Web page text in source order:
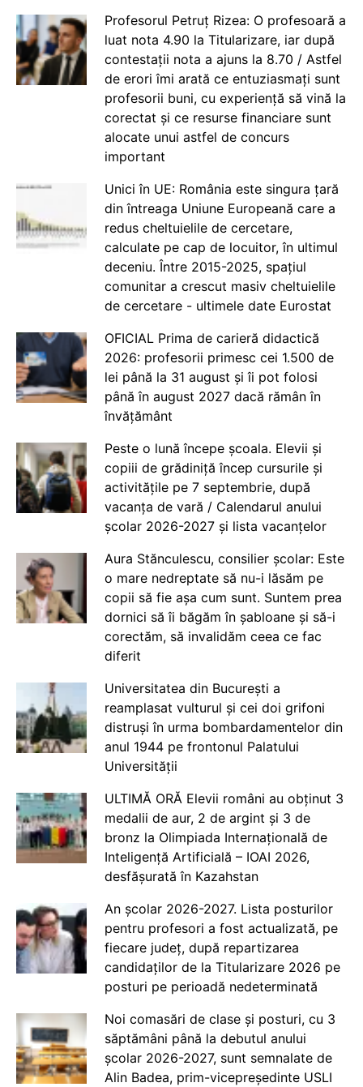
Profesorul Petruț Rizea: O profesoară a
luat nota 4.90 la Titularizare, iar după
contestații nota a ajuns la 8.70 / Astfel
de erori îmi arată ce entuziasmați sunt
profesorii buni, cu experiență să vină la
corectat și ce resurse financiare sunt
alocate unui astfel de concurs
important
Unici în UE: România este singura țară
din întreaga Uniune Europeană care a
redus cheltuielile de cercetare,
calculate pe cap de locuitor, în ultimul
deceniu. Între 2015-2025, spațiul
comunitar a crescut masiv cheltuielile
de cercetare - ultimele date Eurostat
OFICIAL Prima de carieră didactică
2026: profesorii primesc cei 1.500 de
lei până la 31 august și îi pot folosi
până în august 2027 dacă rămân în
învățământ
Peste o lună începe școala. Elevii și
copiii de grădiniță încep cursurile și
activitățile pe 7 septembrie, după
vacanța de vară / Calendarul anului
școlar 2026-2027 și lista vacanțelor
Aura Stănculescu, consilier școlar: Este
o mare nedreptate să nu-i lăsăm pe
copii să fie așa cum sunt. Suntem prea
dornici să îi băgăm în șabloane și să-i
corectăm, să invalidăm ceea ce fac
diferit
Universitatea din București a
reamplasat vulturul și cei doi grifoni
distruși în urma bombardamentelor din
anul 1944 pe frontonul Palatului
Universității
ULTIMĂ ORĂ Elevii români au obținut 3
medalii de aur, 2 de argint și 3 de
bronz la Olimpiada Internațională de
Inteligență Artificială – IOAI 2026,
desfășurată în Kazahstan
An școlar 2026-2027. Lista posturilor
pentru profesori a fost actualizată, pe
fiecare județ, după repartizarea
candidaților de la Titularizare 2026 pe
posturi pe perioadă nedeterminată
Noi comasări de clase și posturi, cu 3
săptămâni până la debutul anului
școlar 2026-2027, sunt semnalate de
Alin Badea, prim-vicepreședinte USLI